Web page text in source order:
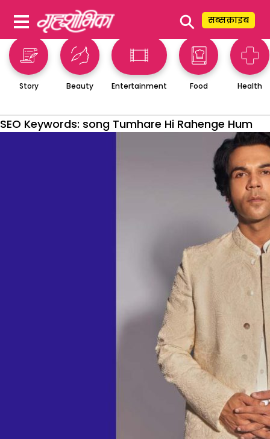
⚲ सब्सक्राइब
Story Beauty Entertainment Food Health
SEO Keywords: song Tumhare Hi Rahenge Hum